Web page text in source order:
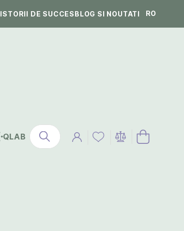
ISTORII DE SUCCESBLOG SI NOUTATI RO
QLAB